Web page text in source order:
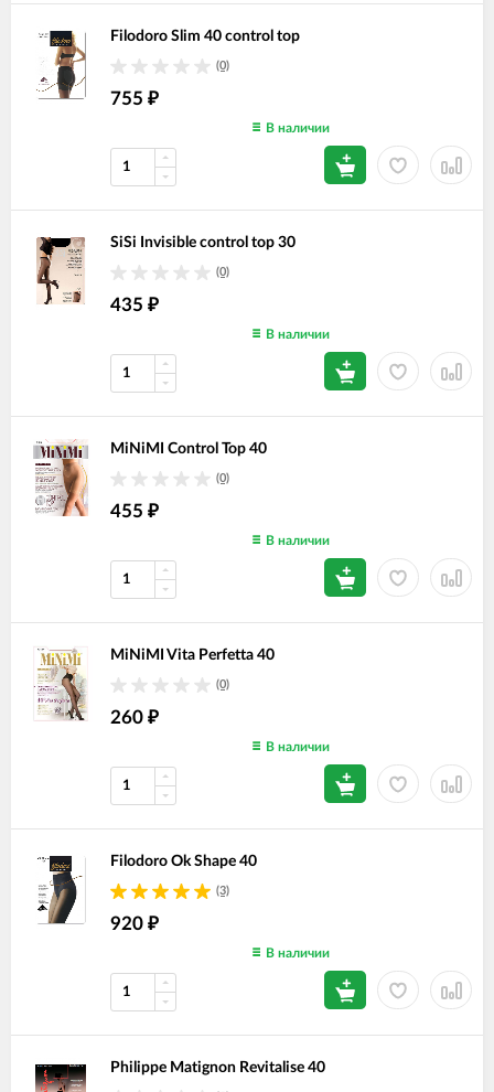
Filodoro Slim 40 control top
(0)
755 ₽
В наличии
SiSi Invisible control top 30
(0)
435 ₽
В наличии
MiNiMI Control Top 40
(0)
455 ₽
В наличии
MiNiMI Vita Perfetta 40
(0)
260 ₽
В наличии
Filodoro Ok Shape 40
(3)
920 ₽
В наличии
Philippe Matignon Revitalise 40